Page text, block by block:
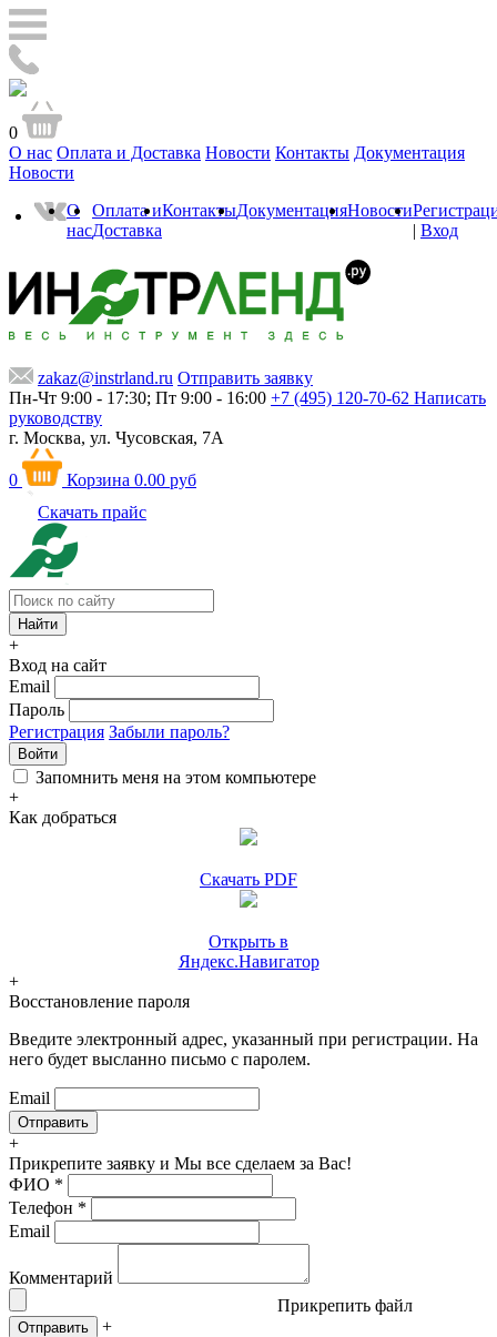
0
О нас Оплата и Доставка Новости Контакты Документация
Новости
О
нас
Оплата и
Доставка
КонтактыДокументацияНовости
| Вход
zakaz@instrland.ru Отправить заявку
Пн-Чт 9:00 - 17:30; Пт 9:00 - 16:00 +7 (495) 120-70-62 Написать
руководству
г. Москва, ул. Чусовская, 7А
0 Корзина 0.00 руб
Скачать прайс
+
Вход на сайт
Email
Пароль
Регистрация Забыли пароль?
Войти
Запомнить меня на этом компьютере
+
Как добраться
Скачать PDF
Открыть в
Яндекс.Навигатор
+
Восстановление пароля
Введите электронный адрес, указанный при регистрации. На
него будет высланно письмо с паролем.
Email
+
Прикрепите заявку и Мы все сделаем за Вас!
ФИО *
Телефон *
Email
Комментарий
Прикрепить файл
Отправить +